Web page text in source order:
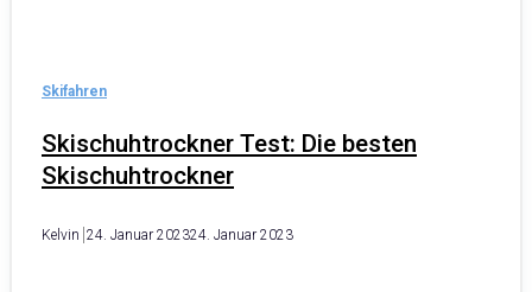
Skischuhtrockner Test: Die besten
Skischuhtrockner
Skifahren
Kelvin 24. Januar 202324. Januar 2023